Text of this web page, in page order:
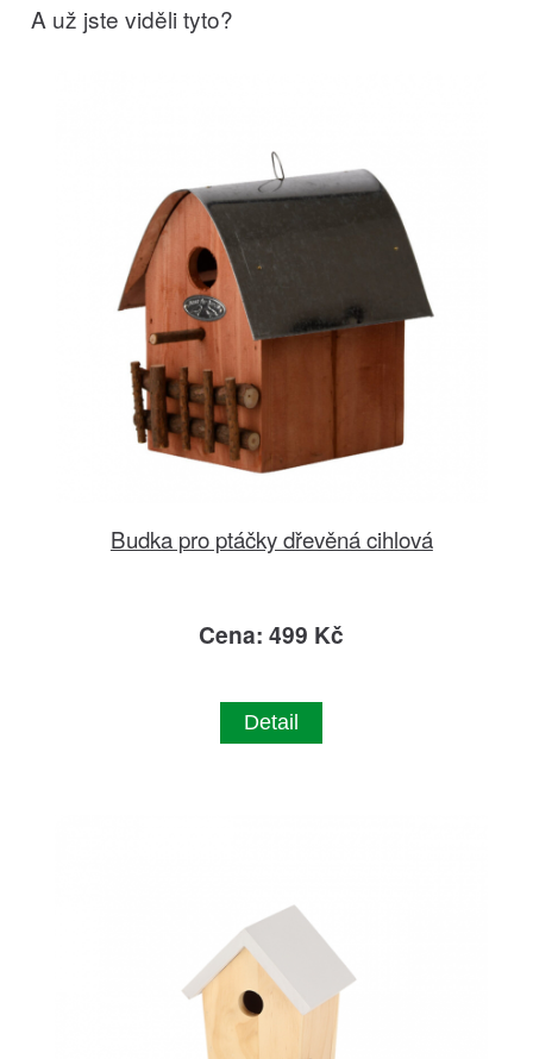
A už jste viděli tyto?
Budka pro ptáčky dřevěná cihlová
Cena: 499 Kč
Detail